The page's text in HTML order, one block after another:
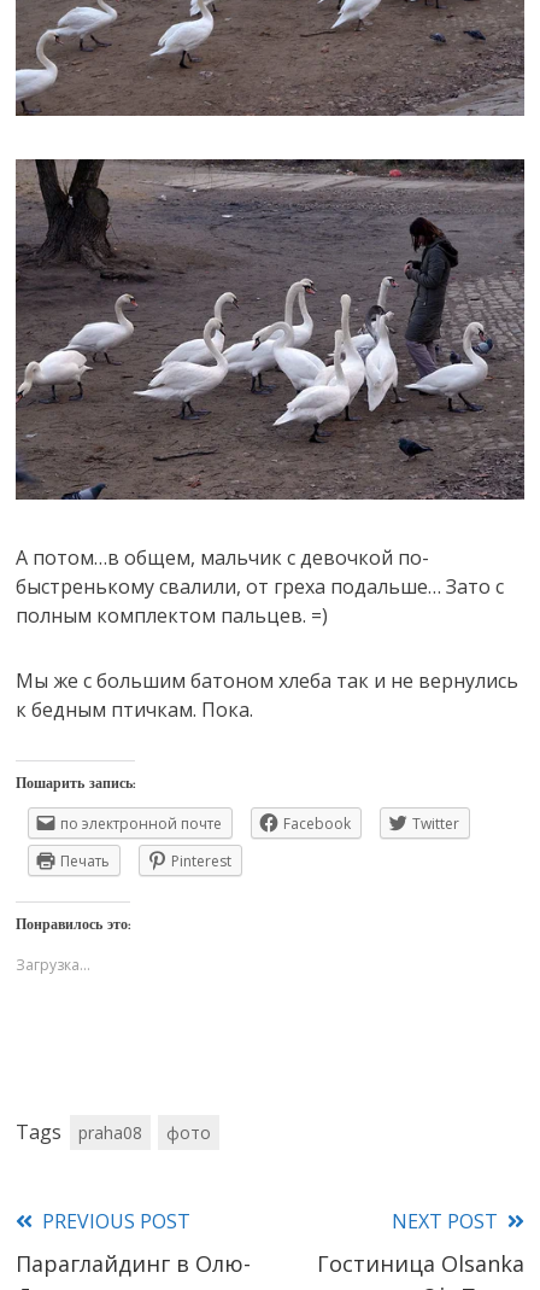
А потом…в общем, мальчик с девочкой по-
быстренькому свалили, от греха подальше… Зато с
полным комплектом пальцев. =)
Мы же с большим батоном хлеба так и не вернулись
к бедным птичкам. Пока.
Пошарить запись:
по электронной почте Facebook
Twitter
Печать
Pinterest
Понравилось это:
Загрузка...
Tags praha08 фото
Read
more
PREVIOUS POST
Параглайдинг в Олю-
NEXT POST
Гостиница Olsanka